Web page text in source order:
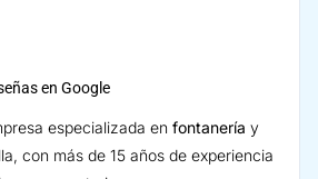
en Google
especializada en fontanería y
con más de 15 años de experiencia